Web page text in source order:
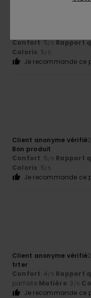
27 avril 2026
Confort: 5/5 Rapport
Coloris: 5/5
Je recommande ce
Client anonyme vérifié
Bon produit
Confort: 5/5 Rapport
Coloris: 5/5
Je recommande ce
Client anonyme vérifié
trter
Confort: 4/5 Rapport
parfaite Matière: 3 /5
Je recommande ce